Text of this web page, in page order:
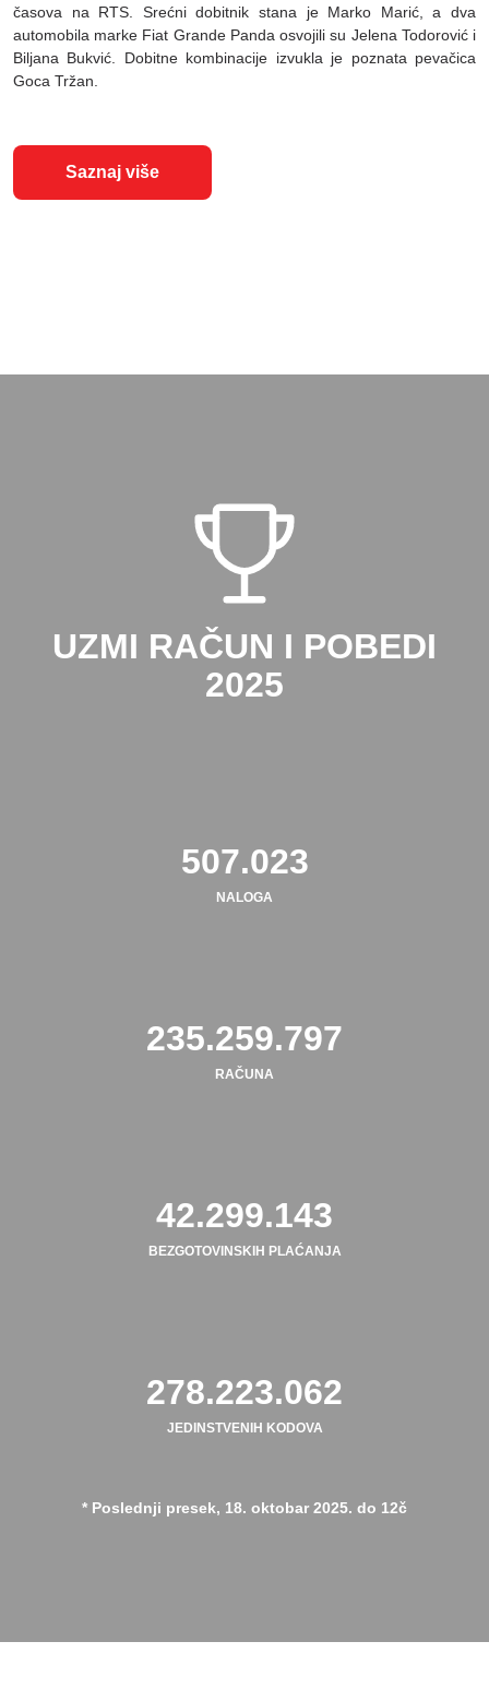
časova na RTS. Srećni dobitnik stana je Marko Marić, a dva
automobila marke Fiat Grande Panda osvojili su Jelena Todorović i
Biljana Bukvić. Dobitne kombinacije izvukla je poznata pevačica
Goca Tržan.
Saznaj više
UZMI RAČUN I POBEDI
2025
508.782
NALOGA
236.076.182
RAČUNA
42.445.927
BEZGOTOVINSKIH PLAĆANJA
278.526.784
JEDINSTVENIH KODOVA
* Poslednji presek, 18. oktobar 2025. do 12č